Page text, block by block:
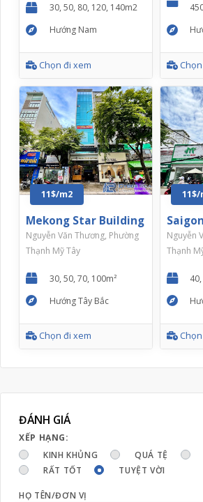
30, 50, 80, 120, 140m2
Hướng Nam
Chọn đi xem Chọn
11$/m2
Mekong Star Building
Nguyễn Văn Thương, Phường
Thạnh Mỹ Tây
30, 50, 70, 100m²
Hướng Tây Bắc
Chọn đi xem
11$/
Nguyễn
Thạnh
Chọn
ĐÁNH GIÁ
XẾP HẠNG:
KINH KHỦNG
QUÁ TỆ
RẤT TỐT
TUYỆT VỜI
HỌ TÊN/ĐƠN VỊ